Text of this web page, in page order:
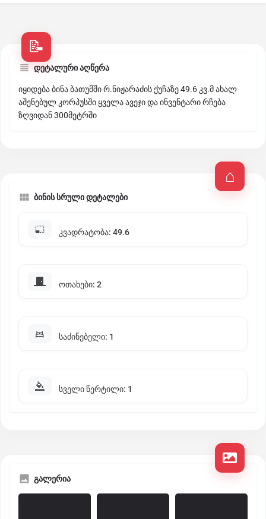
დეტალური აღწერა
იყიდება ბინა ბათუმში რ.ნიჟარაძის ქუჩაზე 49.6 კვ.მ ახალ
აშენებულ კორპუსში ყველა ავეჯი და ინვენტარი რჩება
ზღვიდან 300მეტრში
ბინის სრული დეტალები
კვადრატობა: 49.6
ოთახები: 2
საძინებელი: 1
სველი წერტილი: 1
გალერია